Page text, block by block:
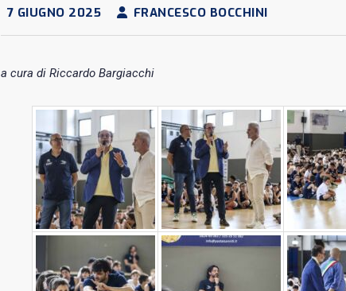
7 GIUGNO 2025 FRANCESCO BOCCHINI
a cura di Riccardo Bargiacchi